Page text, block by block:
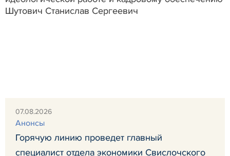
Шутович Станислав Сергеевич
07.08.2026
Анонсы
Горячую линию проведет главный
специалист отдела экономики Свислочского